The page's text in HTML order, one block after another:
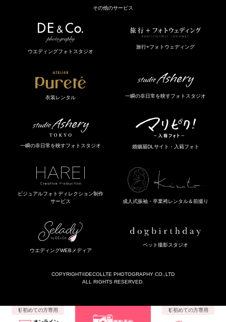
その他のサービス
ウエディングフォトスタジオ
旅行+フォトウェディング
衣装レンタル 一瞬の非日常を映すフォトスタジオ
一瞬の非日常を映すフォトスタジオ 婚姻届DLサイト・入籍フォト
ビジュアルフォトディレクション制作
サービス
成人式振袖・卒業袴レンタル＆前撮り
ウエディングWEBメディア
ペット撮影スタジオ
COPYRIGHT©DECOLLTE PHOTOGRAPHY CO.,LTD
ALL RIGHTS RESERVED.
初めての方専用 初めての方専用